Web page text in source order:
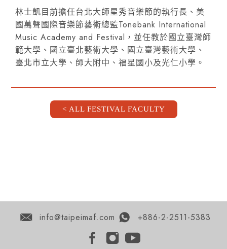
林士凱目前擔任台北大師星秀音樂節的執行長、美
國萬聲國際音樂節藝術總監Tonebank International
Music Academy and Festival，並任教於國立臺灣師
範大學、國立臺北藝術大學、國立臺灣藝術大學、
臺北市立大學、師大附中、福星國小及光仁小學。
< ALL FESTIVAL FACULTY
info@taipeimaf.com +886-2-2511-5383